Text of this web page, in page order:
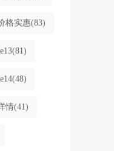
格实惠(83)
(81)
(48)
情(41)